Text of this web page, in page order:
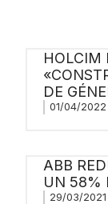
HOLCIM
DE
01/04/2022
ABB
UN 58%
29/03/2021